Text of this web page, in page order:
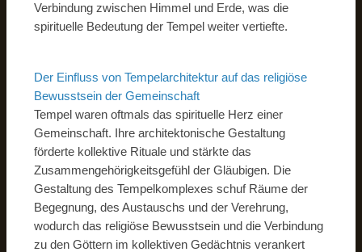
Verbindung zwischen Himmel und Erde, was die
spirituelle Bedeutung der Tempel weiter vertiefte.
Der Einfluss von Tempelarchitektur auf das religiöse
Bewusstsein der Gemeinschaft
Tempel waren oftmals das spirituelle Herz einer
Gemeinschaft. Ihre architektonische Gestaltung
förderte kollektive Rituale und stärkte das
Zusammengehörigkeitsgefühl der Gläubigen. Die
Gestaltung des Tempelkomplexes schuf Räume der
Begegnung, des Austauschs und der Verehrung,
wodurch das religiöse Bewusstsein und die Verbindung
zu den Göttern im kollektiven Gedächtnis verankert